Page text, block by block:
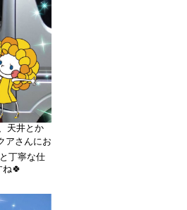
天井とか
アさんにお
丁寧な仕
🍀